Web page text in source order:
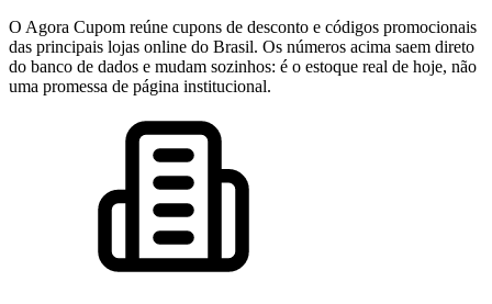
O Agora Cupom reúne cupons de desconto e códigos promocionais
das principais lojas online do Brasil. Os números acima saem direto
do banco de dados e mudam sozinhos: é o estoque real de hoje, não
uma promessa de página institucional.